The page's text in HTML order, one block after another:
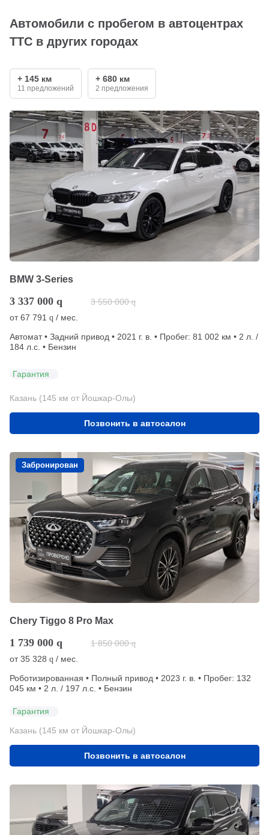
Автомобили с пробегом в автоцентрах
ТТС в других городах
+ 145 км
11 предложений
+ 680 км
2 предложения
BMW 3-Series
3 337 000 q 3 550 000 q
от67 791 q / мес.
Автомат • Задний привод • 2021 г. в. • Пробег: 81 002 км • 2 л. /
184 л.с. • Бензин
Гарантия
Казань (145 км от Йошкар-Олы)
Позвонить в автосалон
Забронирован
Chery Tiggo 8 Pro Max
1 739 000 q 1 850 000 q
от35 328 q / мес.
Роботизированная • Полный привод • 2023 г. в. • Пробег: 132
045 км • 2 л. / 197 л.с. • Бензин
Гарантия
Казань (145 км от Йошкар-Олы)
Позвонить в автосалон